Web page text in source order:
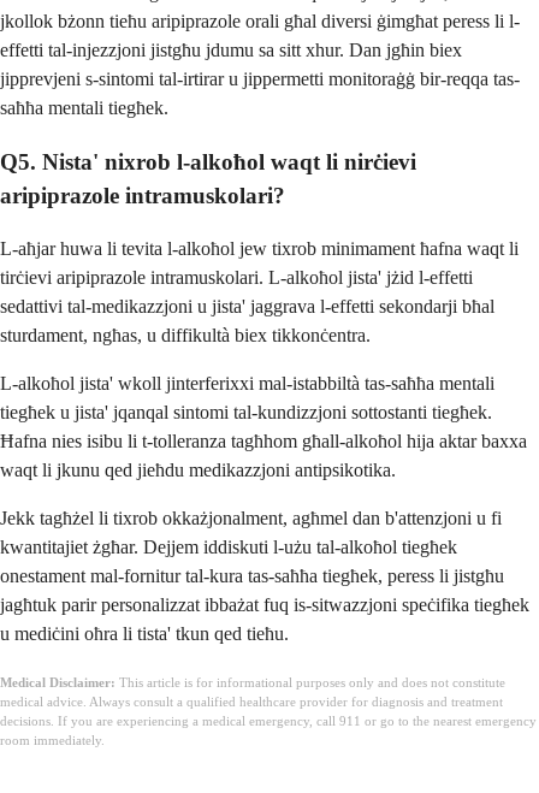
jkollok bżonn tieħu aripiprazole orali għal diversi ġimgħat peress li l-
effetti tal-injezzjoni jistgħu jdumu sa sitt xhur. Dan jgħin biex
jipprevjeni s-sintomi tal-irtirar u jippermetti monitoraġġ bir-reqqa tas-
saħħa mentali tiegħek.
Q5. Nista' nixrob l-alkoħol waqt li nirċievi
aripiprazole intramuskolari?
L-aħjar huwa li tevita l-alkoħol jew tixrob minimament ħafna waqt li
tirċievi aripiprazole intramuskolari. L-alkoħol jista' jżid l-effetti
sedattivi tal-medikazzjoni u jista' jaggrava l-effetti sekondarji bħal
sturdament, ngħas, u diffikultà biex tikkonċentra.
L-alkoħol jista' wkoll jinterferixxi mal-istabbiltà tas-saħħa mentali
tiegħek u jista' jqanqal sintomi tal-kundizzjoni sottostanti tiegħek.
Ħafna nies isibu li t-tolleranza tagħhom għall-alkoħol hija aktar baxxa
waqt li jkunu qed jieħdu medikazzjoni antipsikotika.
Jekk tagħżel li tixrob okkażjonalment, agħmel dan b'attenzjoni u fi
kwantitajiet żgħar. Dejjem iddiskuti l-użu tal-alkoħol tiegħek
onestament mal-fornitur tal-kura tas-saħħa tiegħek, peress li jistgħu
jagħtuk parir personalizzat ibbażat fuq is-sitwazzjoni speċifika tiegħek
u mediċini oħra li tista' tkun qed tieħu.
Medical Disclaimer: This article is for informational purposes only and does not constitute
medical advice. Always consult a qualified healthcare provider for diagnosis and treatment
decisions. If you are experiencing a medical emergency, call 911 or go to the nearest emergency
room immediately.